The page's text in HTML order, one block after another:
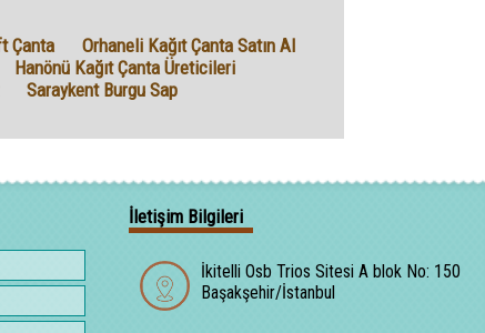
Çanta
Orhaneli Kağıt Çanta Satın Al
Hanönü Kağıt Çanta Üreticileri
Saraykent Burgu Sap
İletişim Bilgileri
İkitelli Osb Trios Sitesi A blok No: 150
Başakşehir/İstanbul